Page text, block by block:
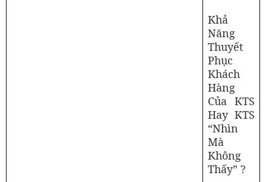
Khả
Năng
Thuyết
Phục
Khách
Hàng
Của KTS
Hay KTS
“Nhìn
Mà
Không
Thấy” ?